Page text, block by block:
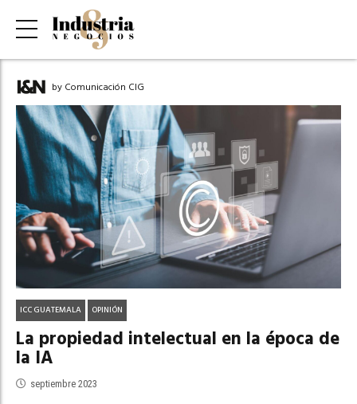
by Comunicación CIG
ICC GUATEMALA OPINIÓN
La propiedad intelectual en la época de
la IA
septiembre 2023